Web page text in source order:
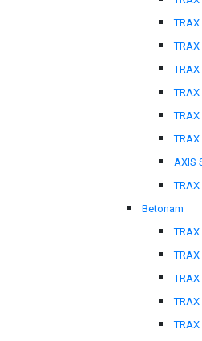
TRAX
TRAX
TRAX
TRAX
TRAX
TRAX
AXIS
TRAX
Betonam
TRAX
TRAX
TRAX
TRAX
TRAX